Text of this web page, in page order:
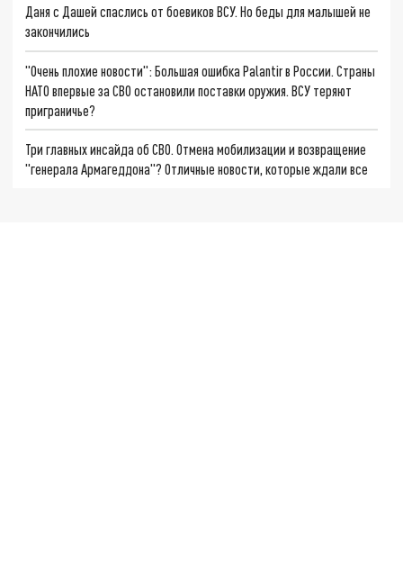
Даня с Дашей спаслись от боевиков ВСУ. Но беды для малышей не
закончились
"Очень плохие новости": Большая ошибка Palantir в России. Страны
НАТО впервые за СВО остановили поставки оружия. ВСУ теряют
приграничье?
Три главных инсайда об СВО. Отмена мобилизации и возвращение
"генерала Армагеддона"? Отличные новости, которые ждали все